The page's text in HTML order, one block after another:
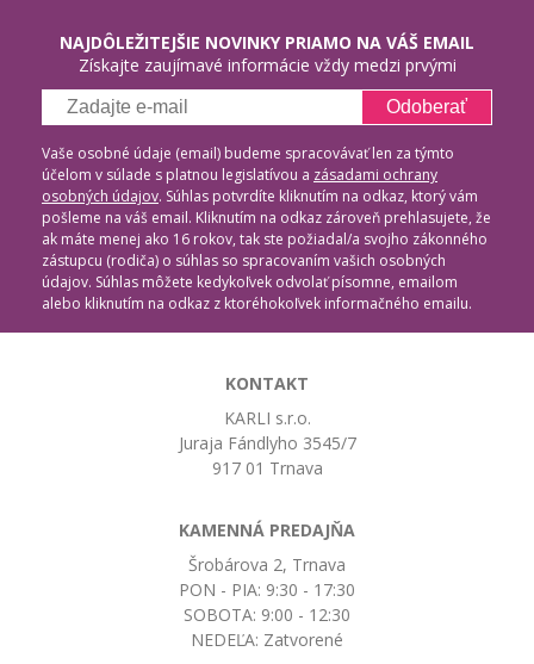
NAJDÔLEŽITEJŠIE NOVINKY PRIAMO NA VÁŠ EMAIL
Získajte zaujímavé informácie vždy medzi prvými
Odoberať
Vaše osobné údaje (email) budeme spracovávať len za týmto
účelom v súlade s platnou legislatívou a zásadami ochrany
osobných údajov. Súhlas potvrdíte kliknutím na odkaz, ktorý vám
pošleme na váš email. Kliknutím na odkaz zároveň prehlasujete, že
ak máte menej ako 16 rokov, tak ste požiadal/a svojho zákonného
zástupcu (rodiča) o súhlas so spracovaním vašich osobných
údajov. Súhlas môžete kedykoľvek odvolať písomne, emailom
alebo kliknutím na odkaz z ktoréhokoľvek informačného emailu.
KONTAKT
KARLI s.r.o.
Juraja Fándlyho 3545/7
917 01 Trnava
KAMENNÁ PREDAJŇA
Šrobárova 2, Trnava
PON - PIA: 9:30 - 17:30
SOBOTA: 9:00 - 12:30
NEDEĽA: Zatvorené